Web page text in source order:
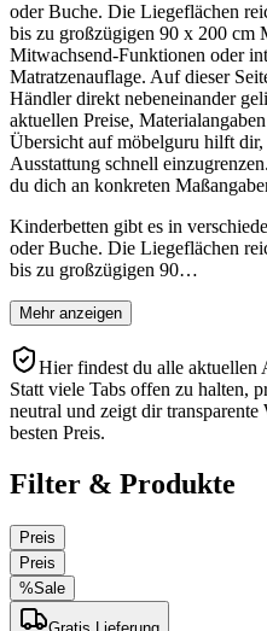
oder Buche. Die Liegeflächen
bis zu großzügigen 90 x 200 cm
Mitwachsend-Funktionen oder
Matratzenauflage. Auf dieser
Händler direkt nebeneinander
aktuellen Preise,
Übersicht auf möbelguru hilft dir,
Ausstattung schnell
du dich an konkreten
Kinderbetten gibt es in
oder Buche. Die Liegeflächen
bis zu großzügigen 90…
Mehr anzeigen
Hier findest du alle aktuellen
Statt viele Tabs offen zu halten,
neutral und zeigt dir
besten Preis.
Filter & Produkte
Preis
Preis
%Sale